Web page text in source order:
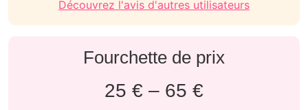
Découvrez l'avis d'autres utilisateurs
Fourchette de prix
25 € – 65 €